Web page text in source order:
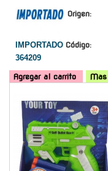
Origen:
IMPORTADO Código:
364209
Agregar al carrito Mas